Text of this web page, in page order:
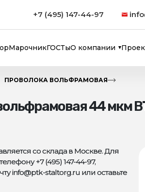
+7 (495) 147-44-97
МарочникГОСТыО компании
ПРОВОЛОКА ВОЛЬФРАМОВАЯ
44 мкм
со склада в Москве. Для
+7 (495) 147-44-97,
info@ptk-staltorg.ru или оставьте